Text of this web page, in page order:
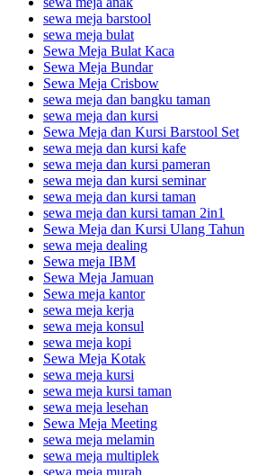
sewa meja barstool
sewa meja bulat
Sewa Meja Bulat Kaca
Sewa Meja Bundar
Sewa Meja Crisbow
sewa meja dan bangku taman
sewa meja dan kursi
Sewa Meja dan Kursi Barstool Set
sewa meja dan kursi kafe
sewa meja dan kursi pameran
sewa meja dan kursi seminar
sewa meja dan kursi taman
sewa meja dan kursi taman 2in1
Sewa Meja dan Kursi Ulang Tahun
sewa meja dealing
Sewa meja IBM
Sewa Meja Jamuan
Sewa meja kantor
sewa meja kerja
sewa meja konsul
sewa meja kopi
Sewa Meja Kotak
sewa meja kursi
sewa meja kursi taman
sewa meja lesehan
Sewa Meja Meeting
sewa meja melamin
sewa meja multiplek
sewa meja murah